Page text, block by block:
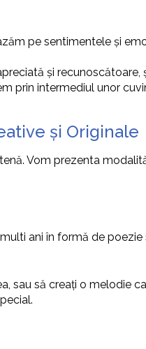
pe sentimentele și
și
prin intermediul unor
și Originale
Vom prezenta
ani în formă de
sau să creați o melodie